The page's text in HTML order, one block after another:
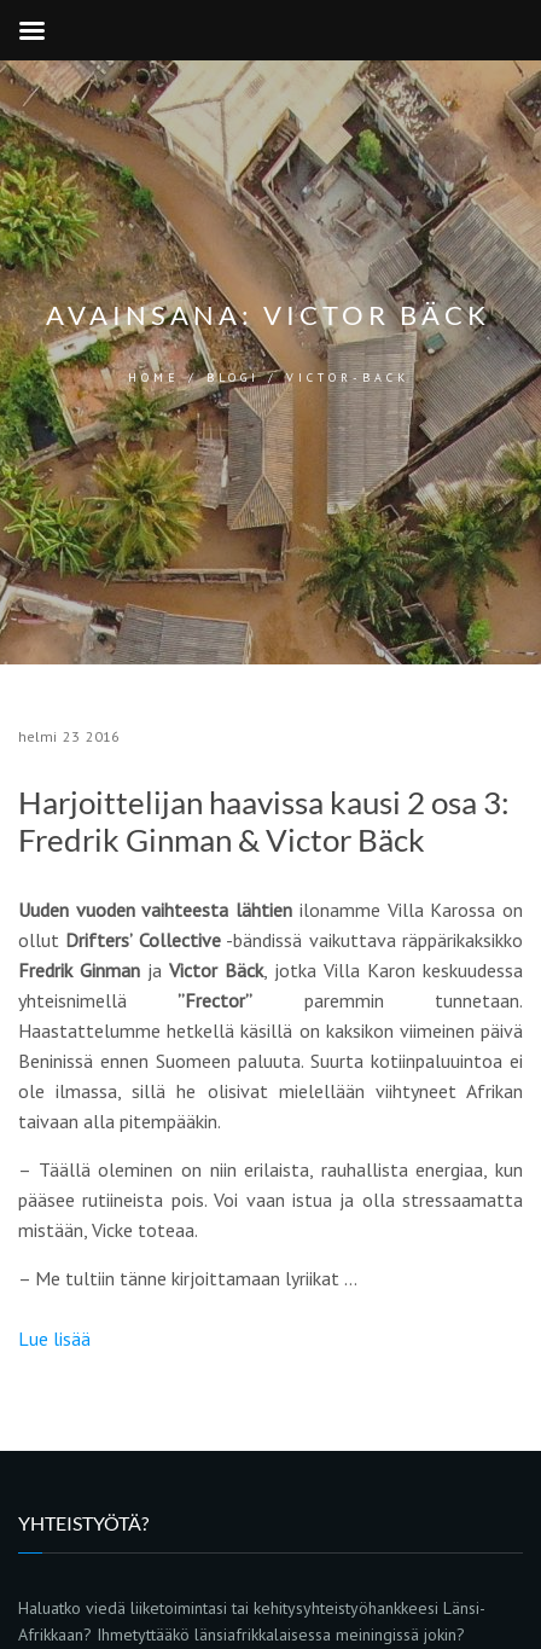
AVAINSANA: VICTOR BÄCK
HOME /BLOGI/VICTOR-BACK
helmi 23 2016
Harjoittelijan haavissa kausi 2 osa 3:
Fredrik Ginman & Victor Bäck
Uuden vuoden vaihteesta lähtien ilonamme Villa Karossa on
ollut Drifters’ Collective-bändissä vaikuttava räppärikaksikko
Fredrik Ginman ja Victor Bäck, jotka Villa Karon keskuudessa
yhteisnimellä”Frector” paremmin tunnetaan.
Haastattelumme hetkellä käsillä on kaksikon viimeinen päivä
Beninissä ennen Suomeen paluuta. Suurta kotiinpaluuintoa ei
ole ilmassa, sillä he olisivat mielellään viihtyneet Afrikan
taivaan alla pitempääkin.
– Täällä oleminen on niin erilaista, rauhallista energiaa, kun
pääsee rutiineista pois. Voi vaan istua ja olla stressaamatta
mistään, Vicke toteaa.
– Me tultiin tänne kirjoittamaan lyriikat …
Lue lisää
YHTEISTYÖTÄ?
Haluatko viedä liiketoimintasi tai kehitysyhteistyöhankkeesi Länsi-
Afrikkaan? Ihmetyttääkö länsiafrikkalaisessa meiningissä jokin?